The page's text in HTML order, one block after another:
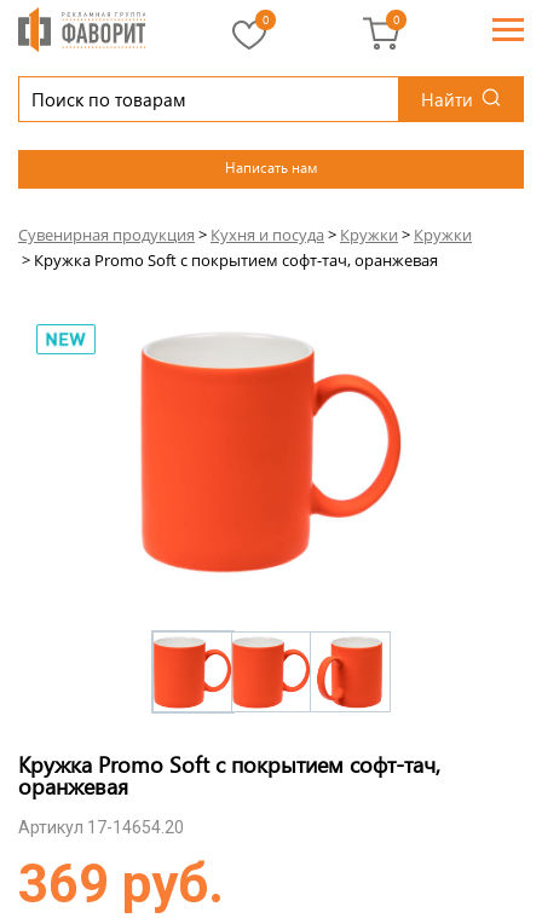
Найти
Написать нам
0 0
Сувенирная продукция > Кухня и посуда> Кружки > Кружки
> Кружка Promo Soft с покрытием софт-тач, оранжевая
Кружка Promo Soft с покрытием софт-тач,
оранжевая
Артикул 17-14654.20
369 руб.